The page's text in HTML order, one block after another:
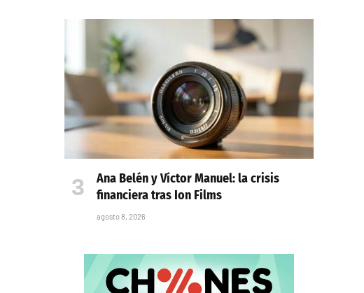
Ana Belén y Víctor Manuel: la crisis
financiera tras Ion Films
agosto 8, 2026